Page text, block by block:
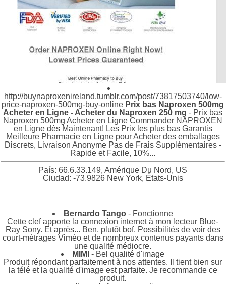
http://buynaproxenireland.tumblr.com/post/73817503740/low-
price-naproxen-500mg-buy-online Prix bas Naproxen 500mg
Acheter en Ligne - Acheter du Naproxen 250 mg - Prix bas
Naproxen 500mg Acheter en Ligne Commander NAPROXEN
en Ligne dès Maintenant! Les Prix les plus bas Garantis
Meilleure Pharmacie en Ligne pour Acheter des emballages
Discrets, Livraison Anonyme Pas de Frais Supplémentaires -
Rapide et Facile, 10%...
País: 66.6.33.149, Amérique Du Nord, US
Ciudad: -73.9826 New York, États-Unis
Bernardo Tango - Fonctionne
Cette clef apporte la connexion internet à mon lecteur Blue-
Ray Sony. Et après... Ben, plutôt bof. Possibilités de voir des
court-métrages Viméo et de nombreux contenus payants dans
une qualité médiocre.
MIMI - Bel qualité d'image
Produit répondant parfaitement à nos attentes. Il tient bien sur
la télé et la qualité d'image est parfaite. Je recommande ce
produit.